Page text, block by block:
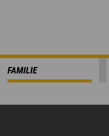
FAMILIE